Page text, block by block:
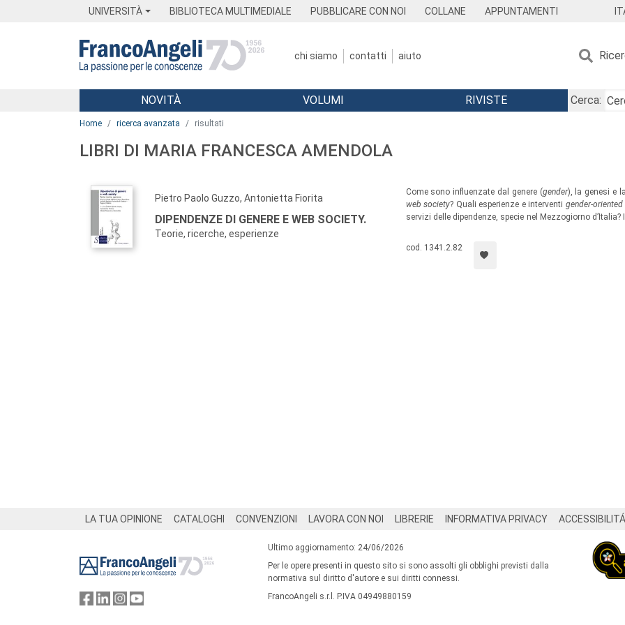
UNIVERSITÀ BIBLIOTECA MULTIMEDIALE PUBBLICARE CON NOI COLLANE APPUNTAMENTI
chi siamo contatti aiuto
Menu
NOVITÀ VOLUMI RIVISTE
Cerca:
Home ricerca avanzata risultati
LIBRI DI MARIA FRANCESCA AMENDOLA
Pietro Paolo Guzzo, Antonietta Fiorita
DIPENDENZE DI GENERE E WEB SOCIETY.
Teorie, ricerche, esperienze
Come sono influenzate dal genere (gender), la genesi e
web society? Quali esperienze e interventi gender-oriented
servizi delle dipendenze, specie nel Mezzogiorno
Convegno “Salute e dipendenze di genere al Sud. Teorie e
cod. 1341.2.82
LA TUA OPINIONE CATALOGHI CONVENZIONI LAVORA CON NOI LIBRERIE INFORMATIVA PRIVACY ACCESSIBILITÁ
Ultimo aggiornamento: 24/06/2026
Per le opere presenti in questo sito si sono assolti gli obblighi previsti dalla
normativa sul diritto d'autore e sui diritti connessi.
FrancoAngeli s.r.l. P.IVA 04949880159